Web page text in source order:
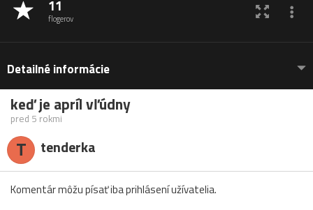
11
flogerov
Detailné informácie
keď je apríl vľúdny
pred 5 rokmi
T tenderka
Komentár môžu písať iba prihlásení užívatelia.